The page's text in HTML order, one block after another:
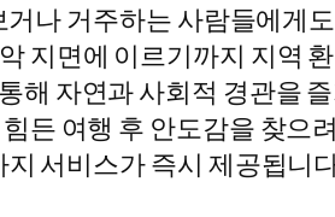
나 거주하는 사람들에게
지면에 이르기까지 지역
해 자연과 사회적 경관을
든 여행 후 안도감을 찾으
서비스가 즉시 제공됩니